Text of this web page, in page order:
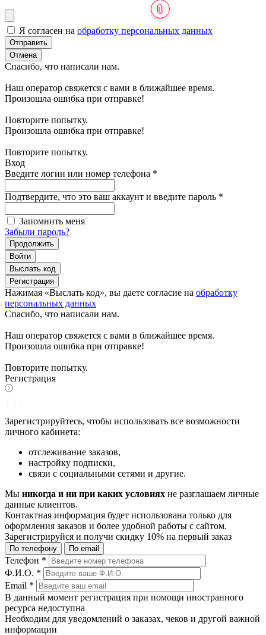
Я согласен на обработку персональных данных
Отправить
Отмена
Спасибо, что написали нам.
Наш оператор свяжется с вами в ближайшее время.
Произошла ошибка при отправке!
Повторите попытку.
Произошла ошибка при отправке!
Повторите попытку.
Вход
Введите логин или номер телефона *
Подтвердите, что это ваш аккаунт и введите пароль *
Запомнить меня
Забыли пароль?
Продолжить
Войти
Выслать код
Регистрация
Нажимая «Выслать код», вы даете согласие на обработку
персональных данных
Спасибо, что написали нам.
Наш оператор свяжется с вами в ближайшее время.
Произошла ошибка при отправке!
Повторите попытку.
Регистрация
Зарегистрируйтесь, чтобы использовать все возможности
личного кабинета:
отслеживание заказов,
настройку подписки,
связи с социальными сетями и другие.
Мы никогда и ни при каких условиях не разглашаем личные
данные клиентов.
Контактная информация будет использована только для
оформления заказов и более удобной работы с сайтом.
Зарегистрируйся и получи скидку 10% на первый заказ
По телефону По email
Телефон *
Ф.И.О. *
Email *
В данный момент регистрация при помощи иностранного
ресурса недоступна
Необходим для уведомлений о заказах, чеков и другой важной
информации